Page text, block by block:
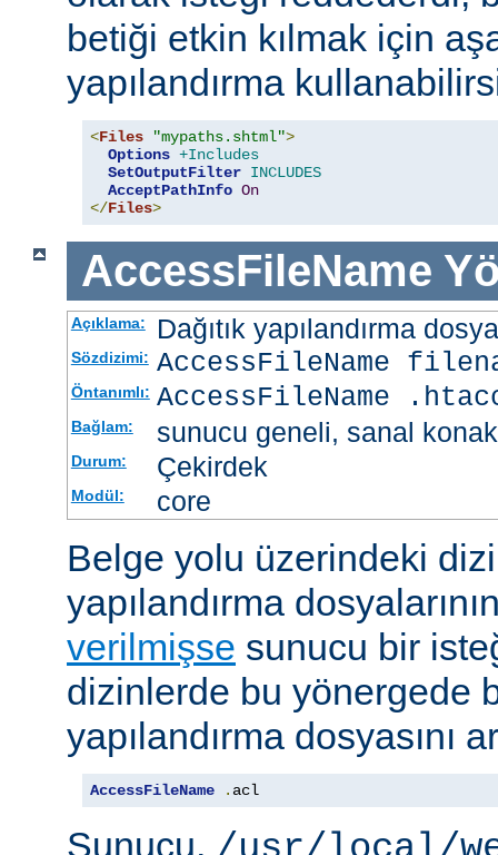
betiği etkin kılmak için
yapılandırma
<Files "mypaths.shtml">
Options +Includes
SetOutputFilter INCLUDES
AcceptPathInfo On
</Files>
AccessFileName
Açıklama: Dağıtık yapılandırma
Sözdizimi: AccessFileName
Öntanımlı: AccessFileName
Bağlam: sunucu geneli, sanal konak
Durum: Çekirdek
Modül: core
Belge yolu üzerindeki
yapılandırma
verilmişse sunucu bir
dizinlerde bu yönergede
yapılandırma dosyasını
AccessFileName . acl
Sunucu,